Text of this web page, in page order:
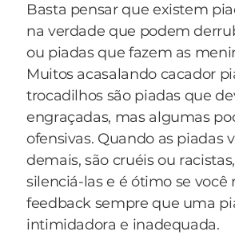
menos a metade do tempo do
daquela noite. Eles ficaram na
esperando que os ursos dessem
Esperaram, esperaram e nada de
aparecerem, pois eles ficavam o
dentro da grutinha lá no fundo
espera.
Os cinegrafistas já estavam
com a demora. Lá pelas tantas,
eles um dos zeladores do
Basta pensar que existem
na verdade que podem
ou piadas que fazem as
Muitos acasalando cacador
trocadilhos são piadas que
engraçadas, mas algumas
ofensivas. Quando as piadas
demais, são cruéis ou
silenciá-las e é ótimo se você
feedback sempre que uma
intimidadora e inadequada.